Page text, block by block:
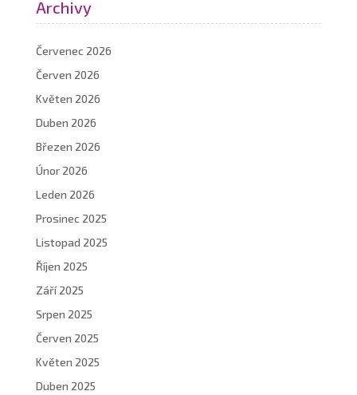
Archivy
Červenec 2026
Červen 2026
Květen 2026
Duben 2026
Březen 2026
Únor 2026
Leden 2026
Prosinec 2025
Listopad 2025
Říjen 2025
Září 2025
Srpen 2025
Červen 2025
Květen 2025
Duben 2025